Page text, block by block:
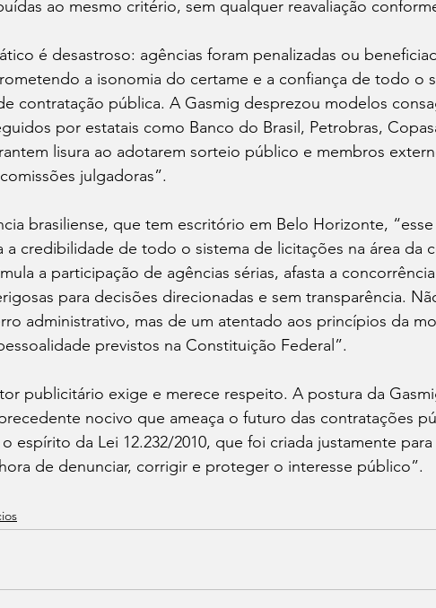
ao mesmo critério, sem qualquer reavaliação
é desastroso: agências foram penalizadas ou
a isonomia do certame e a confiança de todo o
contratação pública. A Gasmig desprezou modelos
por estatais como Banco do Brasil, Petrobras,
lisura ao adotarem sorteio público e membros
julgadoras”.
brasiliense, que tem escritório em Belo Horizonte,
a credibilidade de todo o sistema de licitações na área da
a participação de agências sérias, afasta a
para decisões direcionadas e sem transparência.
administrativo, mas de um atentado aos princípios da
previstos na Constituição Federal”.
publicitário exige e merece respeito. A postura da
nocivo que ameaça o futuro das contratações
espírito da Lei 12.232/2010, que foi criada justamente para
de denunciar, corrigir e proteger o interesse público”.